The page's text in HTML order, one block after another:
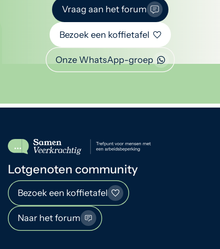
Vraag aan het forum
Bezoek een koffietafel
Onze WhatsApp-groep
Lotgenoten community
Bezoek een koffietafel
Naar het forum